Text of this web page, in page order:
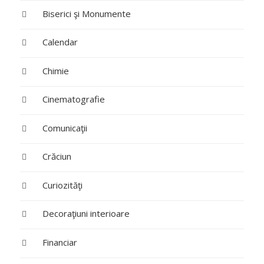
Biserici şi Monumente
Calendar
Chimie
Cinematografie
Comunicaţii
Crăciun
Curiozităţi
Decoraţiuni interioare
Financiar